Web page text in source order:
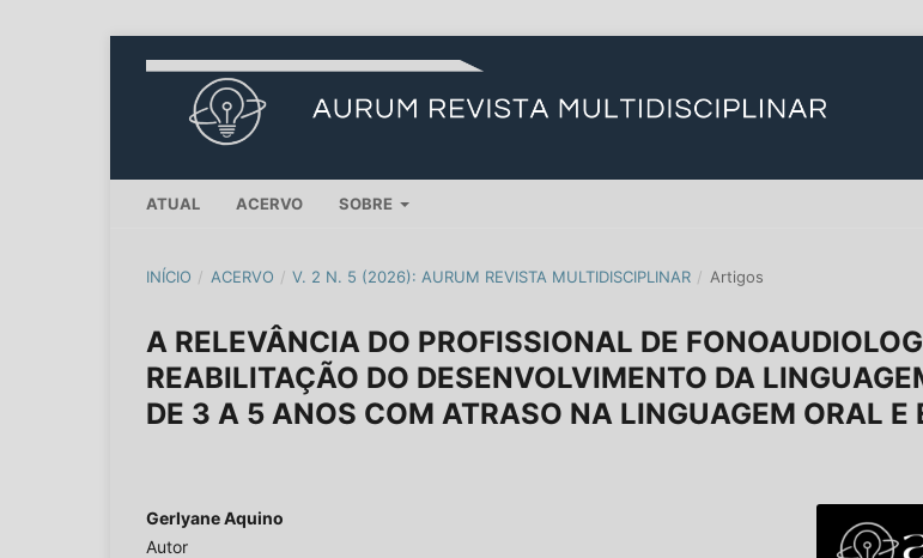
ATUAL ACERVO SOBRE
INÍCIO / ACERVO / V. 2 N. 5 (2026): AURUM REVISTA MULTIDISCIPLINAR / Artigos
A RELEVÂNCIA DO PROFISSIONAL DE
REABILITAÇÃO DO DESENVOLVIMENTO DA
DE 3 A 5 ANOS COM ATRASO NA LINGUAGEM ORAL E
Gerlyane Aquino
Autor